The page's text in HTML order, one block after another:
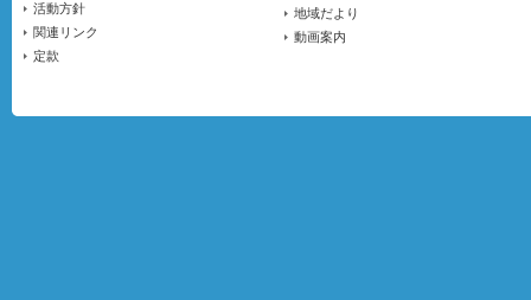
活動方針
関連リンク
定款
地域だより
動画案内